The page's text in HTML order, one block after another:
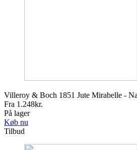
Villeroy & Boch 1851 Jute Mirabelle -
Fra 1.248kr.
På lager
Køb nu
Tilbud